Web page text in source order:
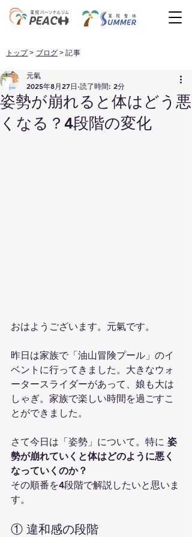
トップ> ブログ > 記事
姿勢が崩れると体はどう悪
くなる？4段階の変化
元氣
2025年8月27日 読了時間: 2分
おはようございます。元氣です。
昨日は家族で「油山冒険プール」のイ
ベントに行ってきました。大きなウォ
ータースライダーがあって、娘も大は
しゃぎ。家族で楽しい時間を過ごすこ
とができました。
さて今日は「姿勢」について。特に 姿
勢が崩れていくと体はどのように悪く
なっていくのか？
その順番を4段階で解説したいと思いま
す。
① 違和感の段階